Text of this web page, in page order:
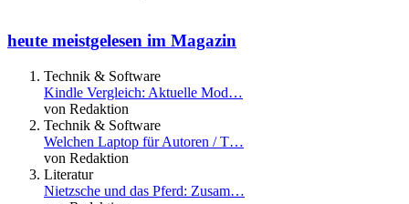
heute meistgelesen im Magazin
Technik & Software
Kindle Vergleich: Aktuelle Mod…
von Redaktion
Technik & Software
Welchen Laptop für Autoren / T…
von Redaktion
Literatur
Nietzsche und das Pferd: Zusam…